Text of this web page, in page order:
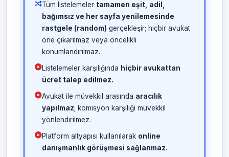
Tüm listelemeler tamamen eşit, adil,
bağımsız ve her sayfa yenilemesinde
rastgele (random) gerçekleşir; hiçbir avukat
öne çıkarılmaz veya öncelikli
konumlandırılmaz.
Listelemeler karşılığında hiçbir avukattan
ücret talep edilmez.
Avukat ile müvekkil arasında aracılık
yapılmaz; komisyon karşılığı müvekkil
yönlendirilmez.
Platform altyapısı kullanılarak online
danışmanlık görüşmesi sağlanmaz.